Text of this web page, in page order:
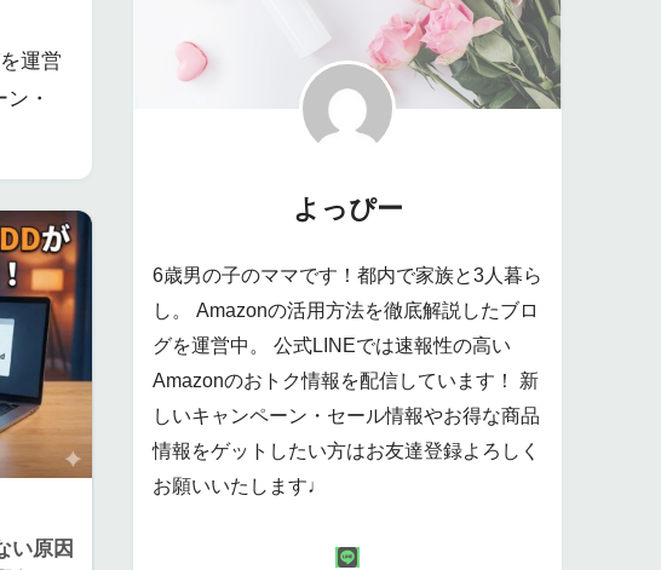
運営
・
い原因
よっぴー
6歳男の子のママです！都内で家族と3人暮ら
し。 Amazonの活用方法を徹底解説したブロ
グを運営中。 公式LINEでは速報性の高い
Amazonのおトク情報を配信しています！ 新
しいキャンペーン・セール情報やお得な商品
情報をゲットしたい方はお友達登録よろしく
お願いいたします♩